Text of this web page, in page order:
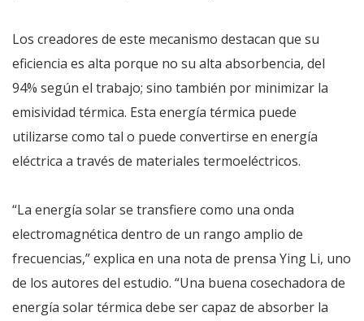
Los creadores de este mecanismo destacan que su
eficiencia es alta porque no su alta absorbencia, del
94% según el trabajo; sino también por minimizar la
emisividad térmica. Esta energía térmica puede
utilizarse como tal o puede convertirse en energía
eléctrica a través de materiales termoeléctricos.
“La energía solar se transfiere como una onda
electromagnética dentro de un rango amplio de
frecuencias,” explica en una nota de prensa Ying Li, uno
de los autores del estudio. “Una buena cosechadora de
energía solar térmica debe ser capaz de absorber la